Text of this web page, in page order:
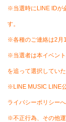
※当選時にLINE IDが
す。
※各種のご連絡は2月
※当選者は本イベン
を追って選択していた
※LINE MUSIC LINE
ライバシーポリシー
※不正行為、その他